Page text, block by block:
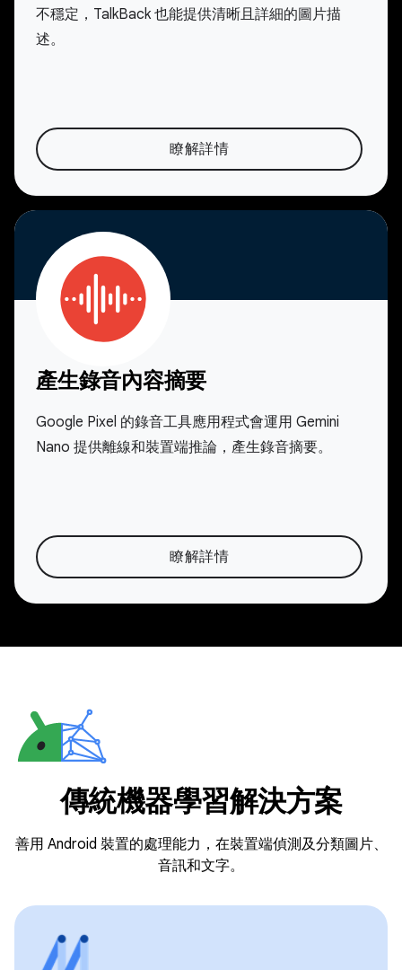
不穩定，TalkBack 也能提供清晰且詳細的圖片描
述。
瞭解詳情
產生錄音內容摘要
Google Pixel 的錄音工具應用程式會運用 Gemini
Nano 提供離線和裝置端推論，產生錄音摘要。
瞭解詳情
傳統機器學習解決方案
善用 Android 裝置的處理能力，在裝置端偵測及分類圖片、
音訊和文字。